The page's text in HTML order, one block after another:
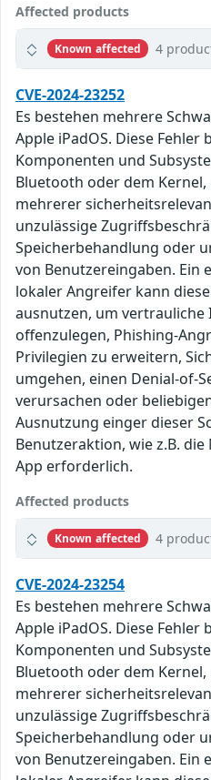
Affected products
Known affected 4
CVE-2024-23252
Es bestehen mehrere
Apple iPadOS. Diese
Komponenten und
Bluetooth oder dem
mehrerer
unzulässige
Speicherbehandlung oder
von Benutzereingaben. Ein
lokaler Angreifer kann
ausnutzen, um
offenzulegen, Phishing-
Privilegien zu erweitern,
umgehen, einen Denial-of-
verursachen oder
Ausnutzung einger dieser
Benutzeraktion, wie z.B.
App erforderlich.
Affected products
Known affected 4
CVE-2024-23254
Es bestehen mehrere
Apple iPadOS. Diese
Komponenten und
Bluetooth oder dem
mehrerer
unzulässige
Speicherbehandlung oder
von Benutzereingaben. Ein